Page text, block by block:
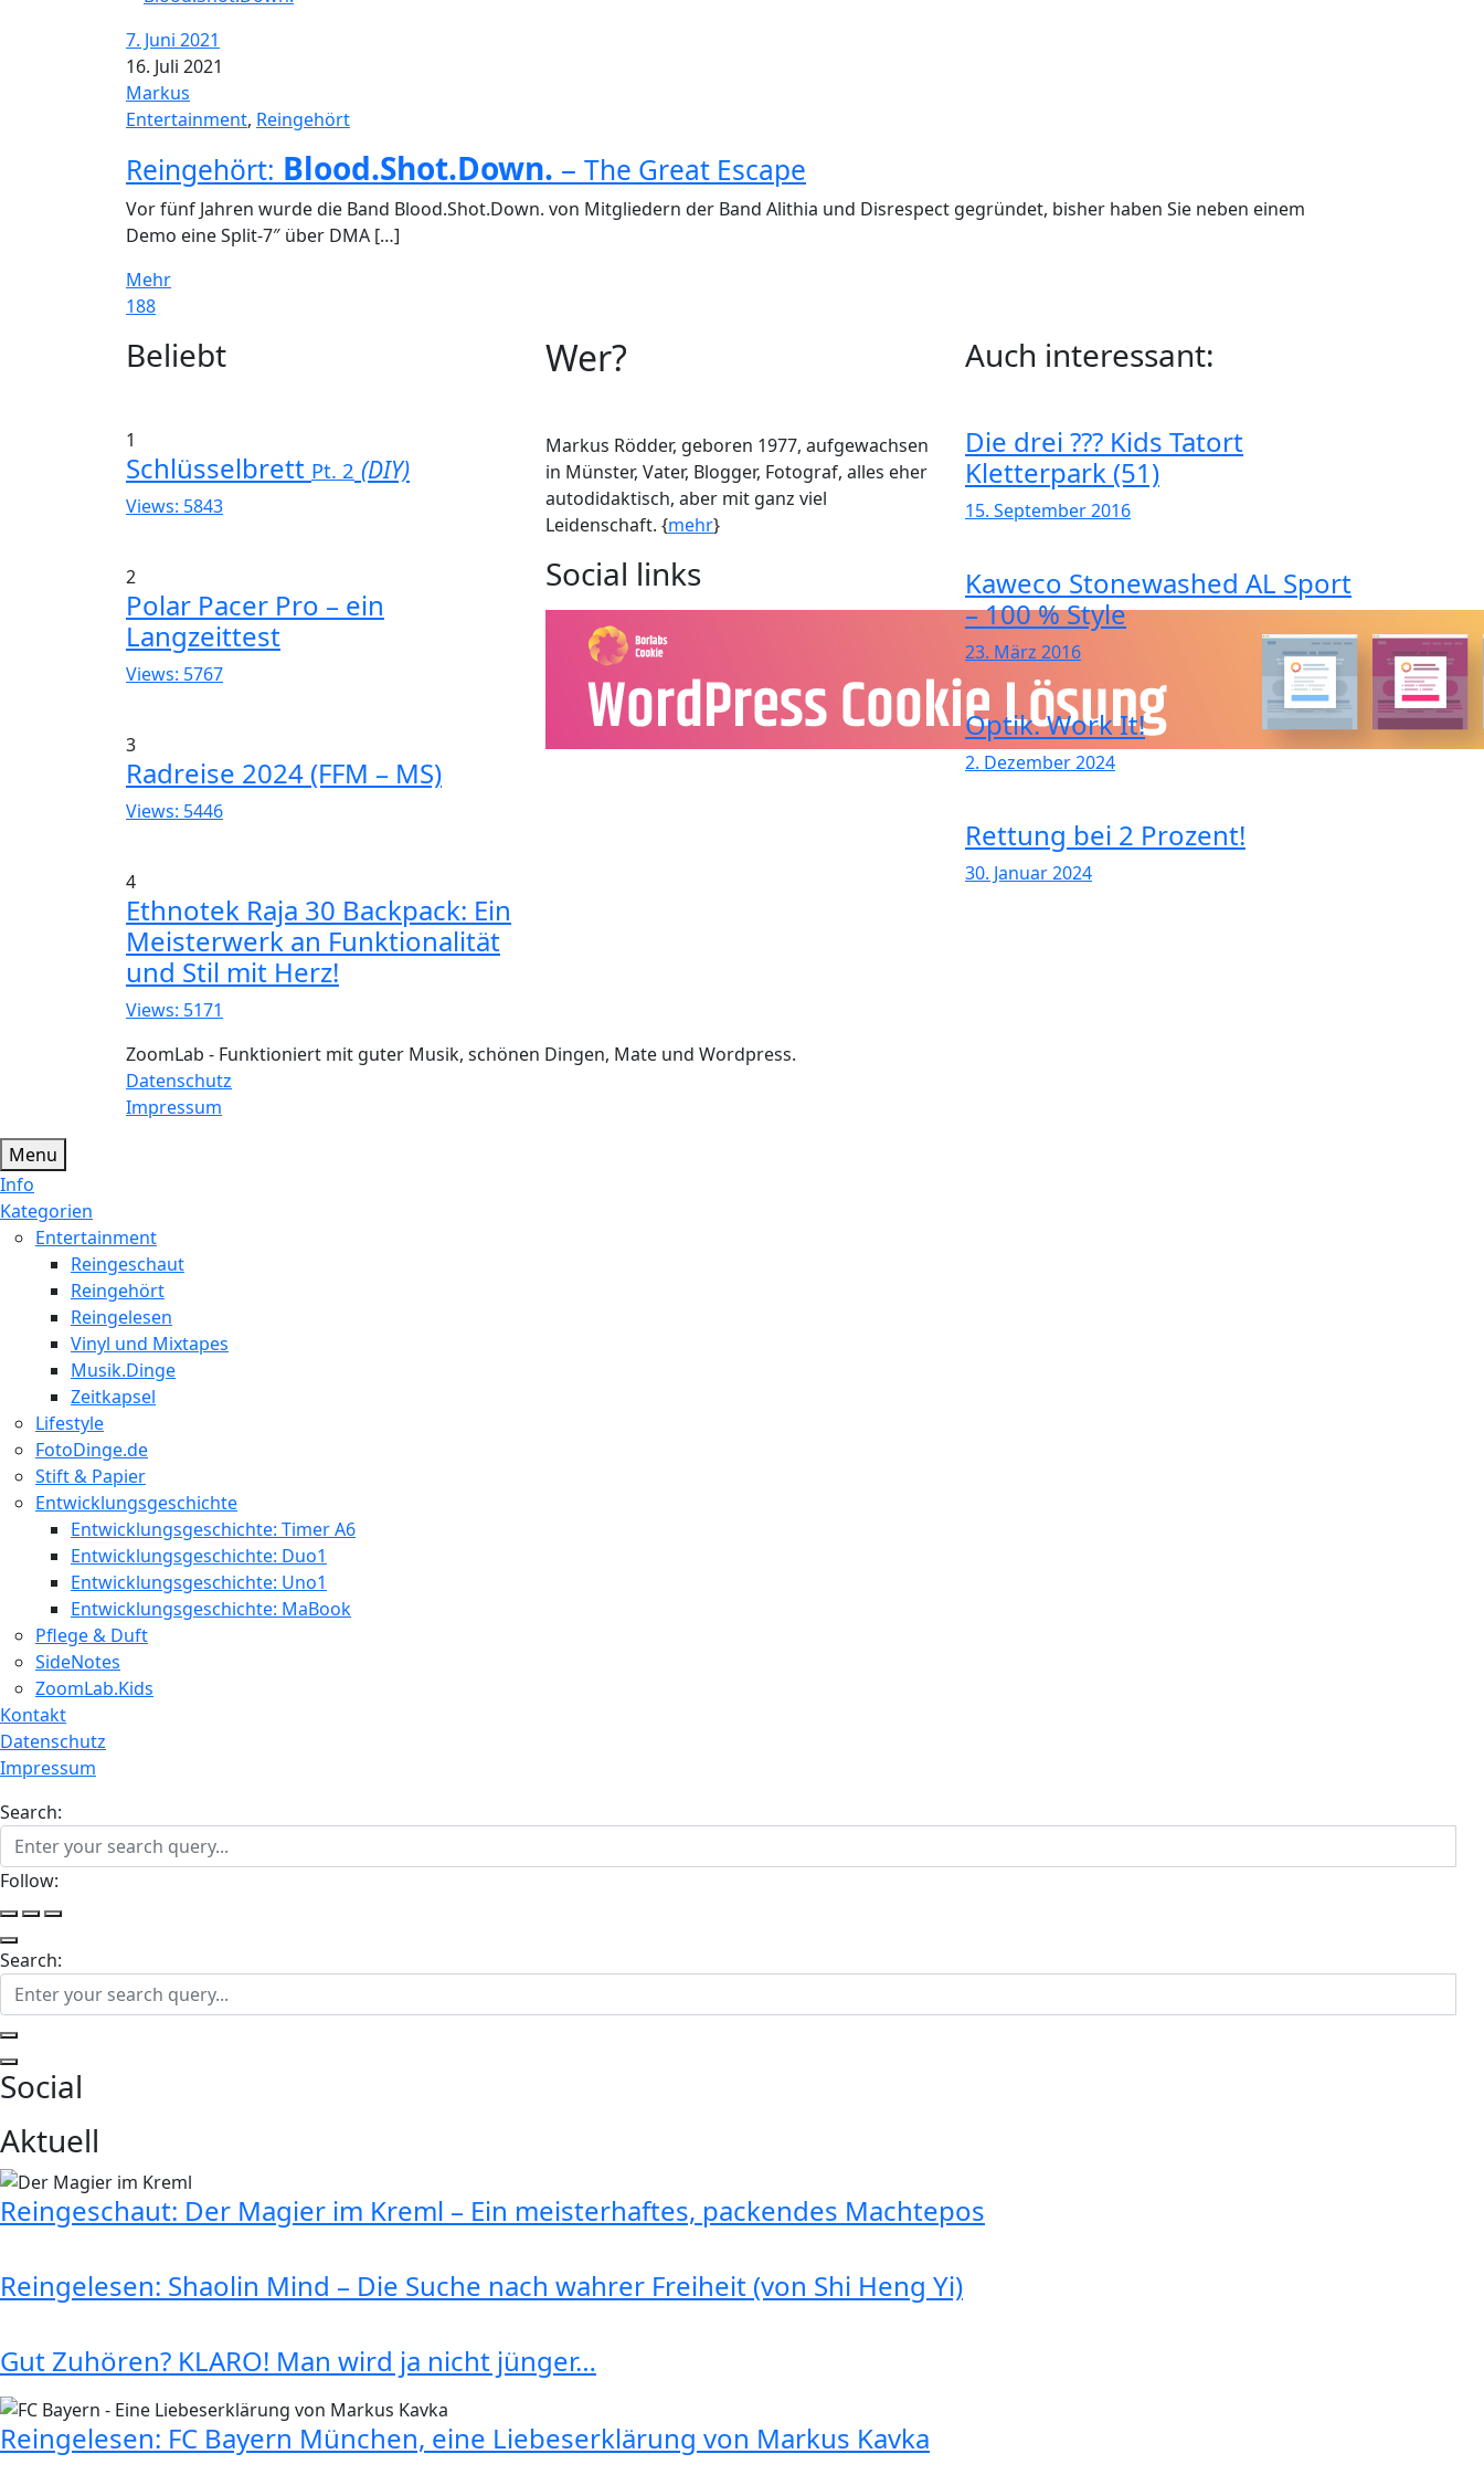
7. Juni 2021
16. Juli 2021
Markus
Entertainment, Reingehört
Reingehört: Blood.Shot.Down. – The Great Escape
Vor fünf Jahren wurde die Band Blood.Shot.Down. von Mitgliedern der Band Alithia und Disrespect gegründet, bisher haben Sie neben einem
Demo eine Split-7″ über DMA […]
Mehr
188
WidgetsBeliebt
1
Schlüsselbrett Pt. 2 (DIY)
Views: 5843
2
Polar Pacer Pro – ein
Langzeittest
Views: 5767
3
Radreise 2024 (FFM – MS)
Views: 5446
4
Ethnotek Raja 30 Backpack: Ein
Meisterwerk an Funktionalität
und Stil mit Herz!
Views: 5171
Wer?
Markus Rödder, geboren 1977, aufgewachsen
in Münster, Vater, Blogger, Fotograf, alles eher
autodidaktisch, aber mit ganz viel
Leidenschaft. {mehr}
Social links
Auch interessant:
Die drei ??? Kids Tatort
Kletterpark (51)
15. September 2016
Kaweco Stonewashed AL Sport
– 100 % Style
23. März 2016
Optik. Work It!
2. Dezember 2024
Rettung bei 2 Prozent!
30. Januar 2024
ZoomLab - Funktioniert mit guter Musik, schönen Dingen, Mate und Wordpress.
Datenschutz
Impressum
Menu
Info
Kategorien
Entertainment
Reingeschaut
Reingehört
Reingelesen
Vinyl und Mixtapes
Musik.Dinge
Zeitkapsel
Lifestyle
FotoDinge.de
Stift & Papier
Entwicklungsgeschichte
Entwicklungsgeschichte: Timer A6
Entwicklungsgeschichte: Duo1
Entwicklungsgeschichte: Uno1
Entwicklungsgeschichte: MaBook
Pflege & Duft
SideNotes
ZoomLab.Kids
Kontakt
Datenschutz
Impressum
Search:
Follow:
Search:
Social
Aktuell
Reingeschaut: Der Magier im Kreml – Ein meisterhaftes, packendes Machtepos
Reingelesen: Shaolin Mind – Die Suche nach wahrer Freiheit (von Shi Heng Yi)
Gut Zuhören? KLARO! Man wird ja nicht jünger…
Reingelesen: FC Bayern München, eine Liebeserklärung von Markus Kavka